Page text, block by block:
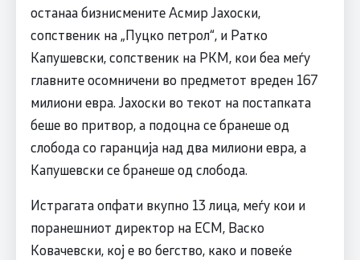
останаа бизнисмените Асмир Јахоски,
сопственик на „Пуцко петрол“, и Ратко
Капушевски, сопственик на РКМ, кои беа меѓу
главните осомничени во предметот вреден 167
милиони евра. Јахоски во текот на постапката
беше во притвор, а подоцна се бранеше од
слобода со гаранција над два милиони евра, а
Капушевски се бранеше од слобода.
Истрагата опфати вкупно 13 лица, меѓу кои и
поранешниот директор на ЕСМ, Васко
Ковачевски, кој е во бегство, како и повеќе